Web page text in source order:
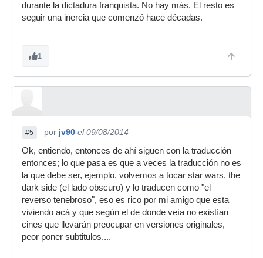
durante la dictadura franquista. No hay más. El resto es
seguir una inercia que comenzó hace décadas.
1
#5 por jv90 el 09/08/2014
Ok, entiendo, entonces de ahí siguen con la traducción
entonces; lo que pasa es que a veces la traducción no es
la que debe ser, ejemplo, volvemos a tocar star wars, the
dark side (el lado obscuro) y lo traducen como "el
reverso tenebroso", eso es rico por mi amigo que esta
viviendo acá y que según el de donde veía no existían
cines que llevarán preocupar en versiones originales,
peor poner subtitulos....